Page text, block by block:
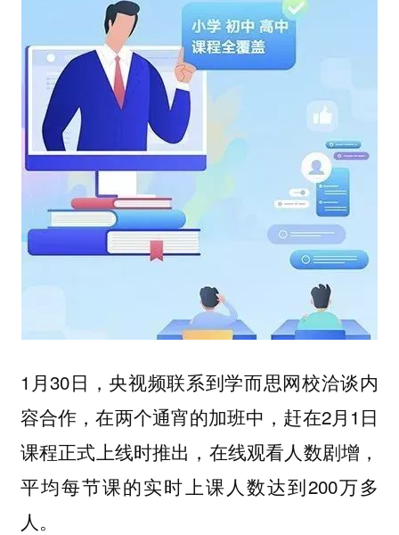
1月30日，央视频联系到学而思网校洽谈内
容合作，在两个通宵的加班中，赶在2月1日
课程正式上线时推出，在线观看人数剧增，
平均每节课的实时上课人数达到200万多
人。